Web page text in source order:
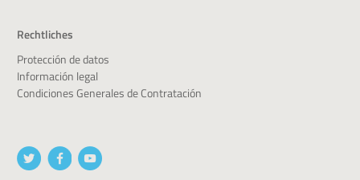
Rechtliches
Protección de datos
Información legal
Condiciones Generales de Contratación